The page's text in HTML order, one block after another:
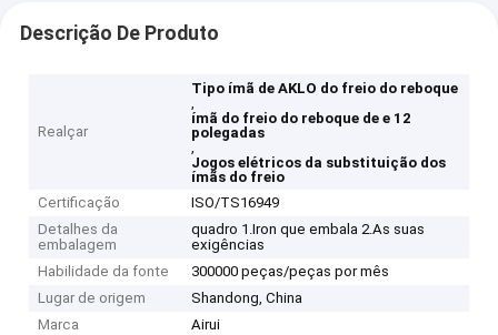
Descrição De Produto
Realçar
Tipo ímã de AKLO do freio do reboque
,
ímã do freio do reboque de e 12
polegadas
,
Jogos elétricos da substituição dos
ímãs do freio
Certificação
ISO/TS16949
Detalhes da
embalagem
quadro 1.Iron que embala 2.As suas
exigências
Habilidade da fonte
300000 peças/peças por mês
Lugar de origem
Shandong, China
Marca
Airui